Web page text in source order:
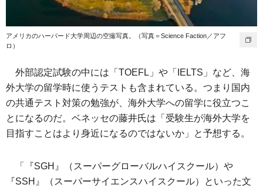
アメリカのハーバード大学周辺の空撮写真。（写真＝Science Faction／アフ
ロ）
外部認定試験の中には「TOEFL」や「IELTS」など、海
外大学の留学時に使うテストも含まれている。つまり国内
の共通テスト対策の勉強が、海外大学への留学に役立つこ
とになるのだ。ベネッセの藤井氏は「受験生が海外大学を
目指すことはより身近になるのではないか」と予想する。
「『SGH』（スーパーグローバルハイスクール）や
『SSH』（スーパーサイエンスハイスクール）といった文